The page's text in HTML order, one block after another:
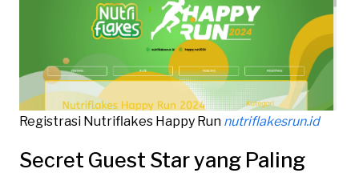
Registrasi Nutriflakes Happy Run nutriflakesrun.id
Secret Guest Star yang Paling